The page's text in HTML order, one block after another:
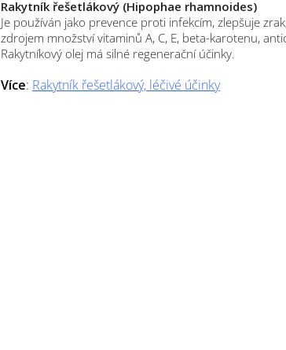
Rakytník řešetlákový (Hipophae rhamnoides)
Je používán jako prevence proti infekcím, zlepšuje
zdrojem množství vitaminů A, C, E, beta-karotenu,
Rakytníkový olej má silné regenerační účinky.
Více: Rakytník řešetlákový, léčivé účinky